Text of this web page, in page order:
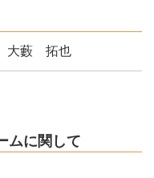
大藪 拓也
ムに関して